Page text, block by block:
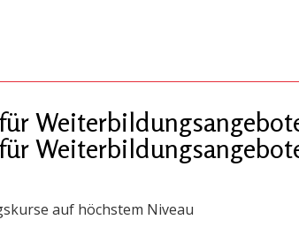
auf höchstem Niveau